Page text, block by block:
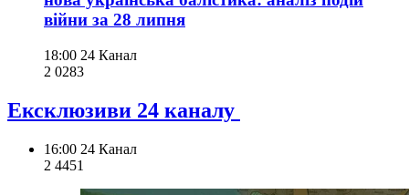
війни за 28 липня
18:00 24 Канал
2 0283
Ексклюзиви 24 каналу
16:00 24 Канал
2 4451